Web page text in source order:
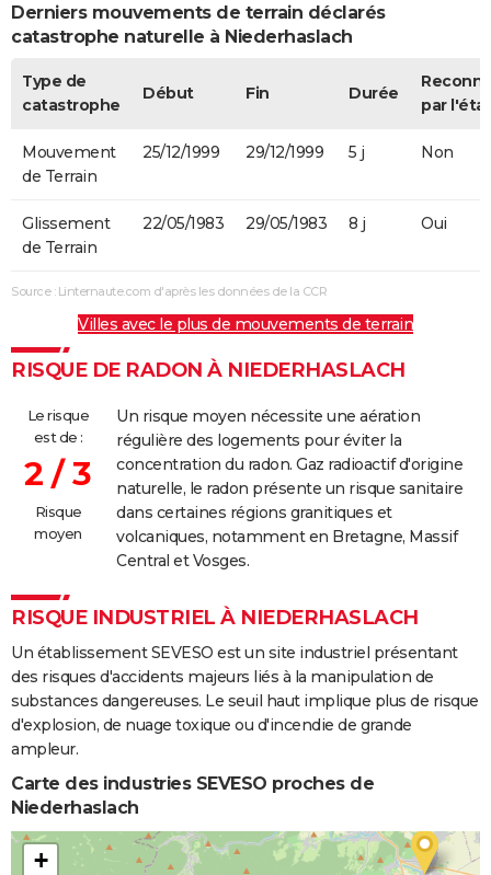
Derniers mouvements de terrain déclarés
catastrophe naturelle à Niederhaslach
Type de
catastrophe
Début Fin Durée
par l'état
Mouvement
de Terrain
25/12/1999 29/12/1999 5 j Non
Glissement
de Terrain
22/05/1983 29/05/1983 8 j Oui
Source : Linternaute.com d'après les données de la CCR
Villes avec le plus de mouvements de terrain
RISQUE DE RADON À NIEDERHASLACH
Le risque
est de :
2 / 3
Risque
moyen
Un risque moyen nécessite une aération
régulière des logements pour éviter la
concentration du radon. Gaz radioactif d'origine
naturelle, le radon présente un risque sanitaire
dans certaines régions granitiques et
volcaniques, notamment en Bretagne, Massif
Central et Vosges.
RISQUE INDUSTRIEL À NIEDERHASLACH
Un établissement SEVESO est un site industriel présentant
des risques d'accidents majeurs liés à la manipulation de
substances dangereuses. Le seuil haut implique plus de risque
d'explosion, de nuage toxique ou d'incendie de grande
ampleur.
Carte des industries SEVESO proches de
Niederhaslach
+